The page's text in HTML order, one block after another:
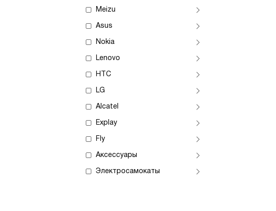
Meizu
Asus
Nokia
Lenovo
HTC
LG
Alcatel
Explay
Fly
Аксессуары
Электросамокаты